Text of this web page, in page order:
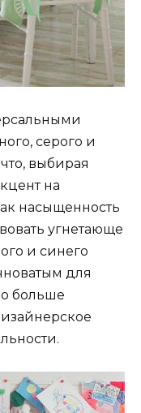
серого и
выбирая
на
насыщенность
угнетающе
и синего
для
больше